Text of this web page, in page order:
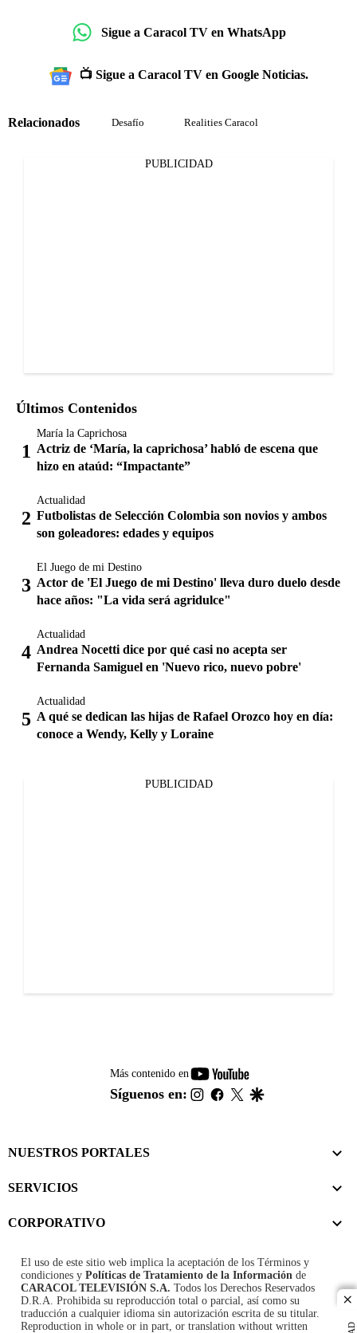
Sigue a Caracol TV en WhatsApp
📺 Sigue a Caracol TV en Google Noticias.
Relacionados Desafío Realities Caracol
PUBLICIDAD
Últimos Contenidos
María la Caprichosa
Actriz de ‘María, la caprichosa’ habló de escena que
hizo en ataúd: “Impactante”
Actualidad
Futbolistas de Selección Colombia son novios y ambos
son goleadores: edades y equipos
El Juego de mi Destino
Actor de 'El Juego de mi Destino' lleva duro duelo desde
hace años: "La vida será agridulce"
Actualidad
Andrea Nocetti dice por qué casi no acepta ser
Fernanda Samiguel en 'Nuevo rico, nuevo pobre'
Actualidad
A qué se dedican las hijas de Rafael Orozco hoy en día:
conoce a Wendy, Kelly y Loraine
PUBLICIDAD
Más contenido en
youtube-
footer
Síguenos en: instagram
facebook
twitter
NUESTROS PORTALES
SERVICIOS
CORPORATIVO
El uso de este sitio web implica la aceptación de los Términos y
condiciones y Políticas de Tratamiento de la Información de
CARACOL TELEVISIÓN S.A. Todos los Derechos Reservados
D.R.A. Prohibida su reproducción total o parcial, así como su
traducción a cualquier idioma sin autorización escrita de su titular.
Reproduction in whole or in part, or translation without written